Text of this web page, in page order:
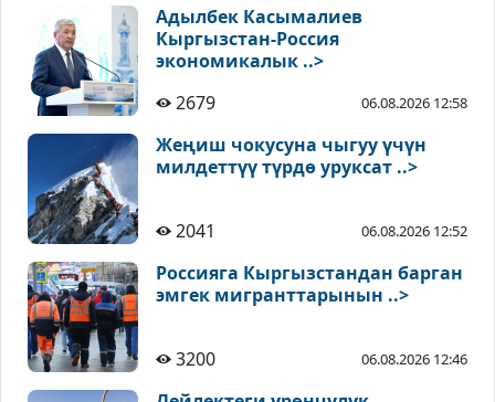
Адылбек Касымалиев
Кыргызстан-Россия
экономикалык ..>
2679
06.08.2026 12:58
Жеңиш чокусуна чыгуу үчүн
милдеттүү түрдө уруксат ..>
2041 06.08.2026 12:52
Россияга Кыргызстандан барган
эмгек мигранттарынын ..>
3200 06.08.2026 12:46